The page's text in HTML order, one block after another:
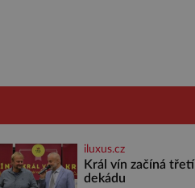
iluxus.cz
Král vín začíná třetí
dekádu